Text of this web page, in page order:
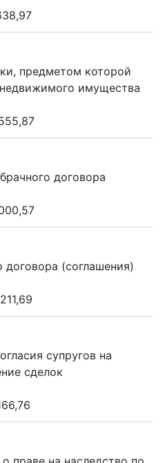
предметом которой
имущества
договора
договора (соглашения)
супругов на
сделок